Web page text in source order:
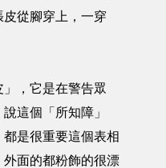
從腳穿上，一穿
，它是在警告眾
這個「所知障」
是很重要這個表相
面的都粉飾的很漂